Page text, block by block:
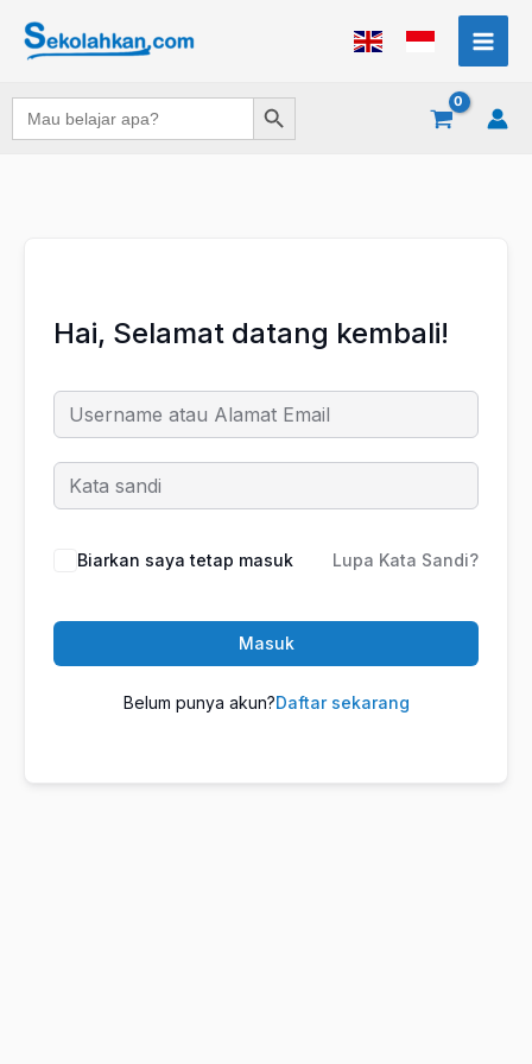
Search
for:
Search Button
Hai, Selamat datang kembali!
Biarkan saya tetap masuk Lupa Kata Sandi?
Masuk
Belum punya akun?Daftar sekarang